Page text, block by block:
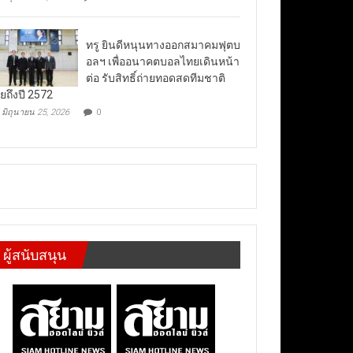
ทรู ยินดีหนุนทางออกสมาคมฟุตบ
อลฯ เพื่ออนาคตบอลไทยเดินหน้า
ต่อ รับสิทธิ์ถ่ายทอดสดทีมชาติ
ถึงปี 2572
มิถุนายน 25, 2026 0
ผู้สนับสนุน